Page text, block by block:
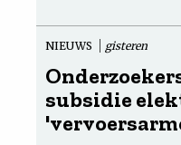
NIEUWS gisteren
subsidie